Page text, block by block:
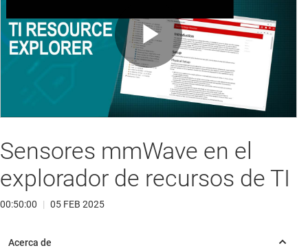
Play
Video
Sensores mmWave en el
explorador de recursos de TI
00:50:00 | 05 FEB 2025